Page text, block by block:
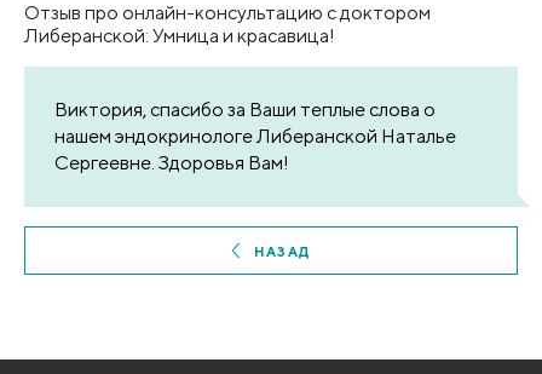
Отзыв про онлайн-консультацию с доктором
Либеранской: Умница и красавица!
Виктория, спасибо за Ваши теплые слова о
нашем эндокринологе Либеранской Наталье
Сергеевне. Здоровья Вам!
НАЗАД